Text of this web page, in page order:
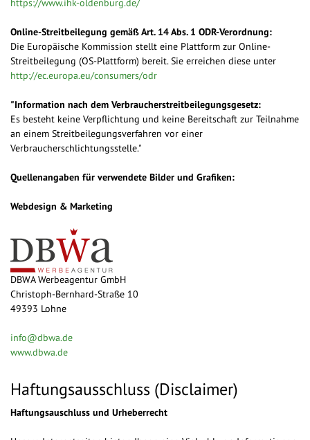
https://www.ihk-oldenburg.de/
Online-Streitbeilegung gemäß Art. 14 Abs. 1 ODR-Verordnung:
Die Europäische Kommission stellt eine Plattform zur Online-
Streitbeilegung (OS-Plattform) bereit. Sie erreichen diese unter
http://ec.europa.eu/consumers/odr
"Information nach dem Verbraucherstreitbeilegungsgesetz:
Es besteht keine Verpflichtung und keine Bereitschaft zur Teilnahme
an einem Streitbeilegungsverfahren vor einer
Verbraucherschlichtungsstelle."
Quellenangaben für verwendete Bilder und Grafiken:
Webdesign & Marketing
DBWA Werbeagentur GmbH
Christoph-Bernhard-Straße 10
49393 Lohne
info@dbwa.de
www.dbwa.de
Haftungsausschluss (Disclaimer)
Haftungsauschluss und Urheberrecht